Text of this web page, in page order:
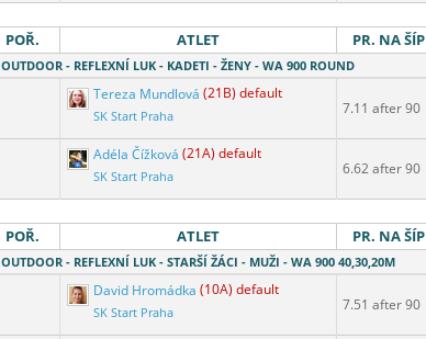
POŘ. ATLET PR. NA ŠÍP
OUTDOOR - REFLEXNÍ LUK - KADETI - ŽENY - WA 900 ROUND
Tereza Mundlová (21B) default
SK Start Praha 7.11 after 90
Adéla Čížková (21A) default
SK Start Praha 6.62 after 90
POŘ. ATLET PR. NA ŠÍP
OUTDOOR - REFLEXNÍ LUK - STARŠÍ ŽÁCI - MUŽI - WA 900 40,30,20M
David Hromádka (10A) default
SK Start Praha 7.51 after 90